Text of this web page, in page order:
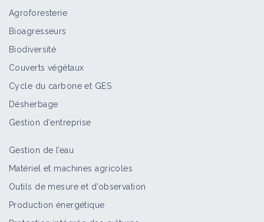
Agroforesterie
Bioagresseurs
Biodiversité
Couverts végétaux
Cycle du carbone et GES
Désherbage
Gestion d'entreprise
Gestion de l’eau
Matériel et machines agricoles
Outils de mesure et d’observation
Production énergétique